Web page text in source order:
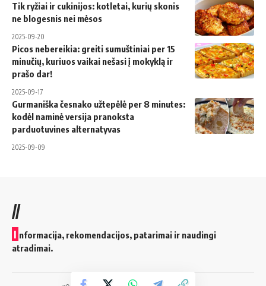
Tik ryžiai ir cukinijos: kotletai, kurių skonis
ne blogesnis nei mėsos
2025-09-20
Picos nebereikia: greiti sumuštiniai per 15
minučių, kuriuos vaikai nešasi į mokyklą ir
prašo dar!
2025-09-17
Gurmaniška česnako užtepėlė per 8 minutes:
kodėl naminė versija pranoksta
parduotuvines alternatyvas
2025-09-09
//
I nformacija, rekomendacijos, patarimai ir naudingi
atradimai.